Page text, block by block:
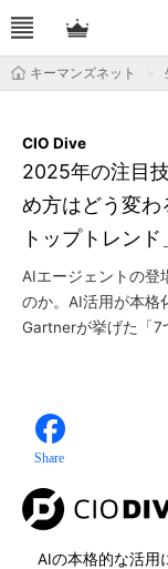
キーマンズネット
2025年の注目
め方はどう変
トップトレンド
CIO Dive
AIエージェントの登
のか。AI活用が本格
Gartnerが挙げた「7
Share
AIの本格的な活用